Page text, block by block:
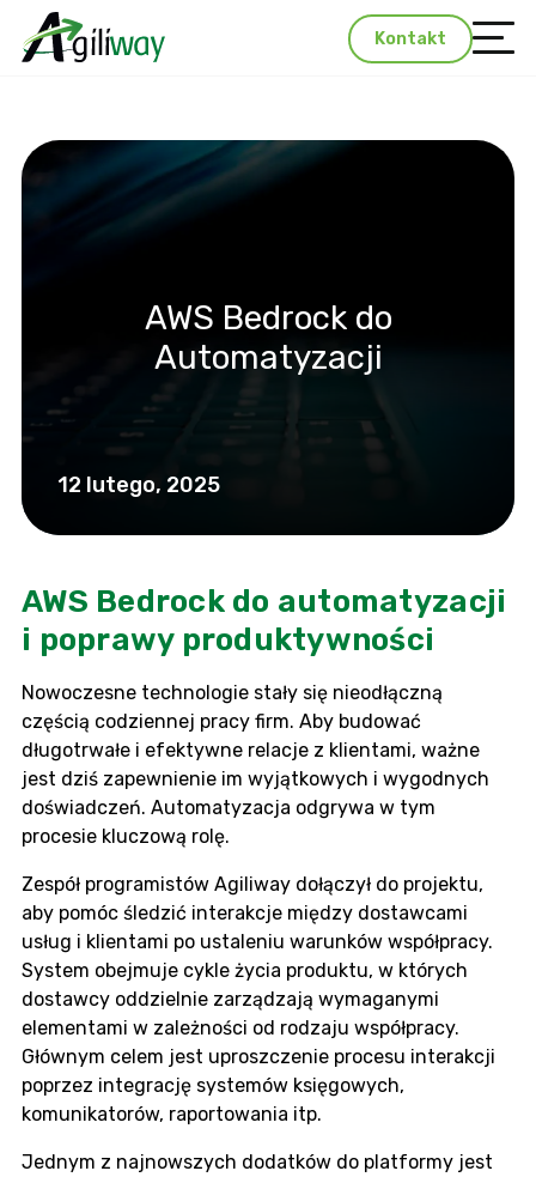
Kontakt
12 lutego, 2025
AWS Bedrock do
Automatyzacji
AWS Bedrock do automatyzacji
i poprawy produktywności
Nowoczesne technologie stały się nieodłączną
częścią codziennej pracy firm. Aby budować
długotrwałe i efektywne relacje z klientami, ważne
jest dziś zapewnienie im wyjątkowych i wygodnych
doświadczeń. Automatyzacja odgrywa w tym
procesie kluczową rolę.
Zespół programistów Agiliway dołączył do projektu,
aby pomóc śledzić interakcje między dostawcami
usług i klientami po ustaleniu warunków współpracy.
System obejmuje cykle życia produktu, w których
dostawcy oddzielnie zarządzają wymaganymi
elementami w zależności od rodzaju współpracy.
Głównym celem jest uproszczenie procesu interakcji
poprzez integrację systemów księgowych,
komunikatorów, raportowania itp.
Jednym z najnowszych dodatków do platformy jest